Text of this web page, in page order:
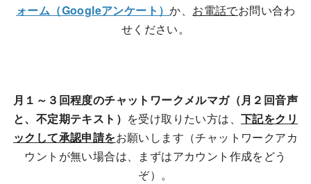
ォーム（Googleアンケート）か、 お電話でお問い合わ
せください。
月１～３回程度のチャットワークメルマガ（月２回音声
と、不定期テキスト） を受け取りたい方は、 下記をクリ
ックして承認申請をお願いします（チャットワークアカ
ウントが無い場合は、まずはアカウント作成をどう
ぞ）。